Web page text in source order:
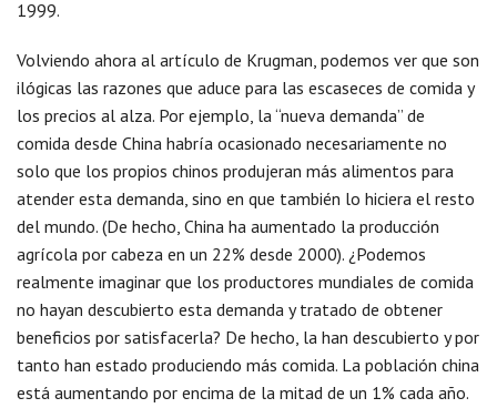
1999.
Volviendo ahora al artículo de Krugman, podemos ver que son
ilógicas las razones que aduce para las escaseces de comida y
los precios al alza. Por ejemplo, la “nueva demanda” de
comida desde China habría ocasionado necesariamente no
solo que los propios chinos produjeran más alimentos para
atender esta demanda, sino en que también lo hiciera el resto
del mundo. (De hecho, China ha aumentado la producción
agrícola por cabeza en un 22% desde 2000). ¿Podemos
realmente imaginar que los productores mundiales de comida
no hayan descubierto esta demanda y tratado de obtener
beneficios por satisfacerla? De hecho, la han descubierto y por
tanto han estado produciendo más comida. La población china
está aumentando por encima de la mitad de un 1% cada año.